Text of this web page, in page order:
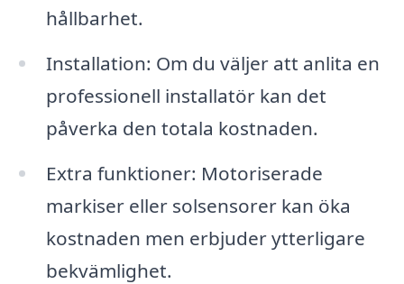
hållbarhet.
Installation: Om du väljer att anlita en
professionell installatör kan det
påverka den totala kostnaden.
Extra funktioner: Motoriserade
markiser eller solsensorer kan öka
kostnaden men erbjuder ytterligare
bekvämlighet.